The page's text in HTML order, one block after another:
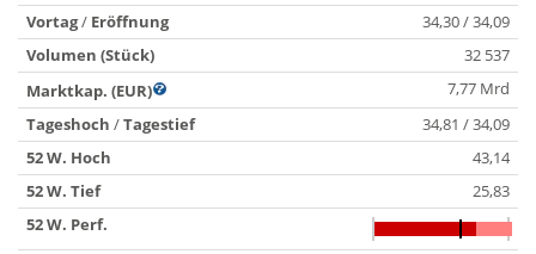
Vortag/ Eröffnung
34,30 / 34,09
Volumen (Stück)
32 537
Marktkap. (EUR)
7,77 Mrd
Tageshoch /Tagestief
34,81 / 34,09
52 W. Hoch
43,14
52 W. Tief
25,83
52 W. Perf.